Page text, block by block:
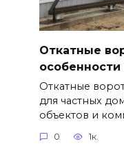
Откатные
Откатные
для частных
объектов и
0 1к.